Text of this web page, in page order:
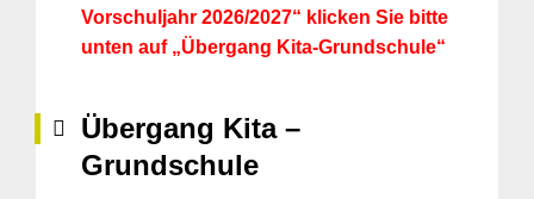
Vorschuljahr 2026/2027“ klicken Sie bitte
unten auf „Übergang Kita-Grundschule“
Übergang Kita –
Grundschule